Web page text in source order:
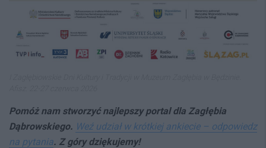
Pomóż nam stworzyć najlepszy portal dla Zagłębia
Dąbrowskiego. Weź udział w krótkiej ankiecie – odpowiedz
na pytania. Z góry dziękujemy!